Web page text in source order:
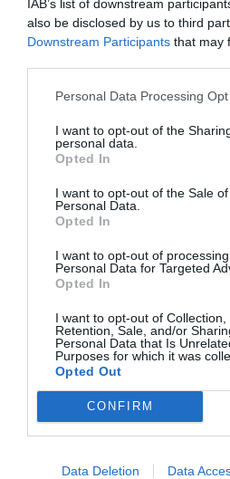
IAB’s list of downstream
also be disclosed by us to third
Downstream Participants that may
Personal Data Processing
I want to opt-out of the
personal data.
Opted In
I want to opt-out of the Sale
Personal Data.
Opted In
I want to opt-out of
Personal Data for Targeted
Opted In
I want to opt-out of Collection,
Retention, Sale, and/or
Personal Data that Is
Purposes for which it was
Opted Out
CONFIRM
Data Deletion Data
ΠΡΟΗΓΟΎΜΕΝΗ
Καστοριά: «Σκότωσαν πρώτα τη
μικρά της που
Τα Ναυπηγεία Ελευσίνας
ΣΧΕΤΙΚΈΣ ΑΝΑΡΤΉΣΕΙΣ